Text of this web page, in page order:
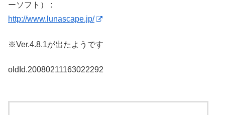
ーソフト） :
http://www.lunascape.jp/
※Ver.4.8.1が出たようです
oldId.20080211163022292